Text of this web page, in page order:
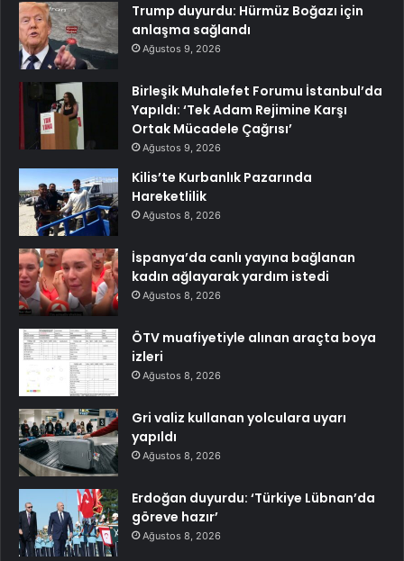
Trump duyurdu: Hürmüz Boğazı için
anlaşma sağlandı
Ağustos 9, 2026
Birleşik Muhalefet Forumu İstanbul’da
Yapıldı: ‘Tek Adam Rejimine Karşı
Ortak Mücadele Çağrısı’
Ağustos 9, 2026
Kilis’te Kurbanlık Pazarında
Hareketlilik
Ağustos 8, 2026
İspanya’da canlı yayına bağlanan
kadın ağlayarak yardım istedi
Ağustos 8, 2026
ÖTV muafiyetiyle alınan araçta boya
izleri
Ağustos 8, 2026
Gri valiz kullanan yolculara uyarı
yapıldı
Ağustos 8, 2026
Erdoğan duyurdu: ‘Türkiye Lübnan’da
göreve hazır’
Ağustos 8, 2026